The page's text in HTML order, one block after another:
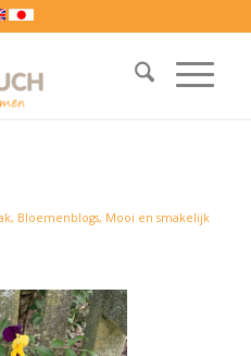
, Bloemenblogs, Mooi en smakelijk